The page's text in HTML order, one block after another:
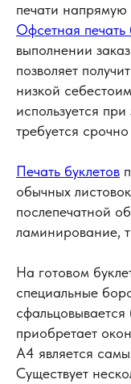
печати напрямую
Офсетная печать
выполнении
позволяет
низкой
используется
требуется
Печать буклетов
обычных
послепечатной
ламинирование,
На готовом
специальные
сфальцовывается
приобретает
А4 является
Существует